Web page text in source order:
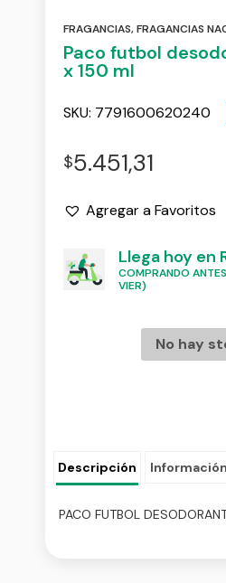
FRAGANCIAS,FRAGANCIAS
Paco futbol
x 150 ml
SKU: 7791600620240
$5.451,31
Agregar a Favoritos
Llega hoy en
COMPRANDO
VIER)
No hay
Descripción
PACO FUTBOL